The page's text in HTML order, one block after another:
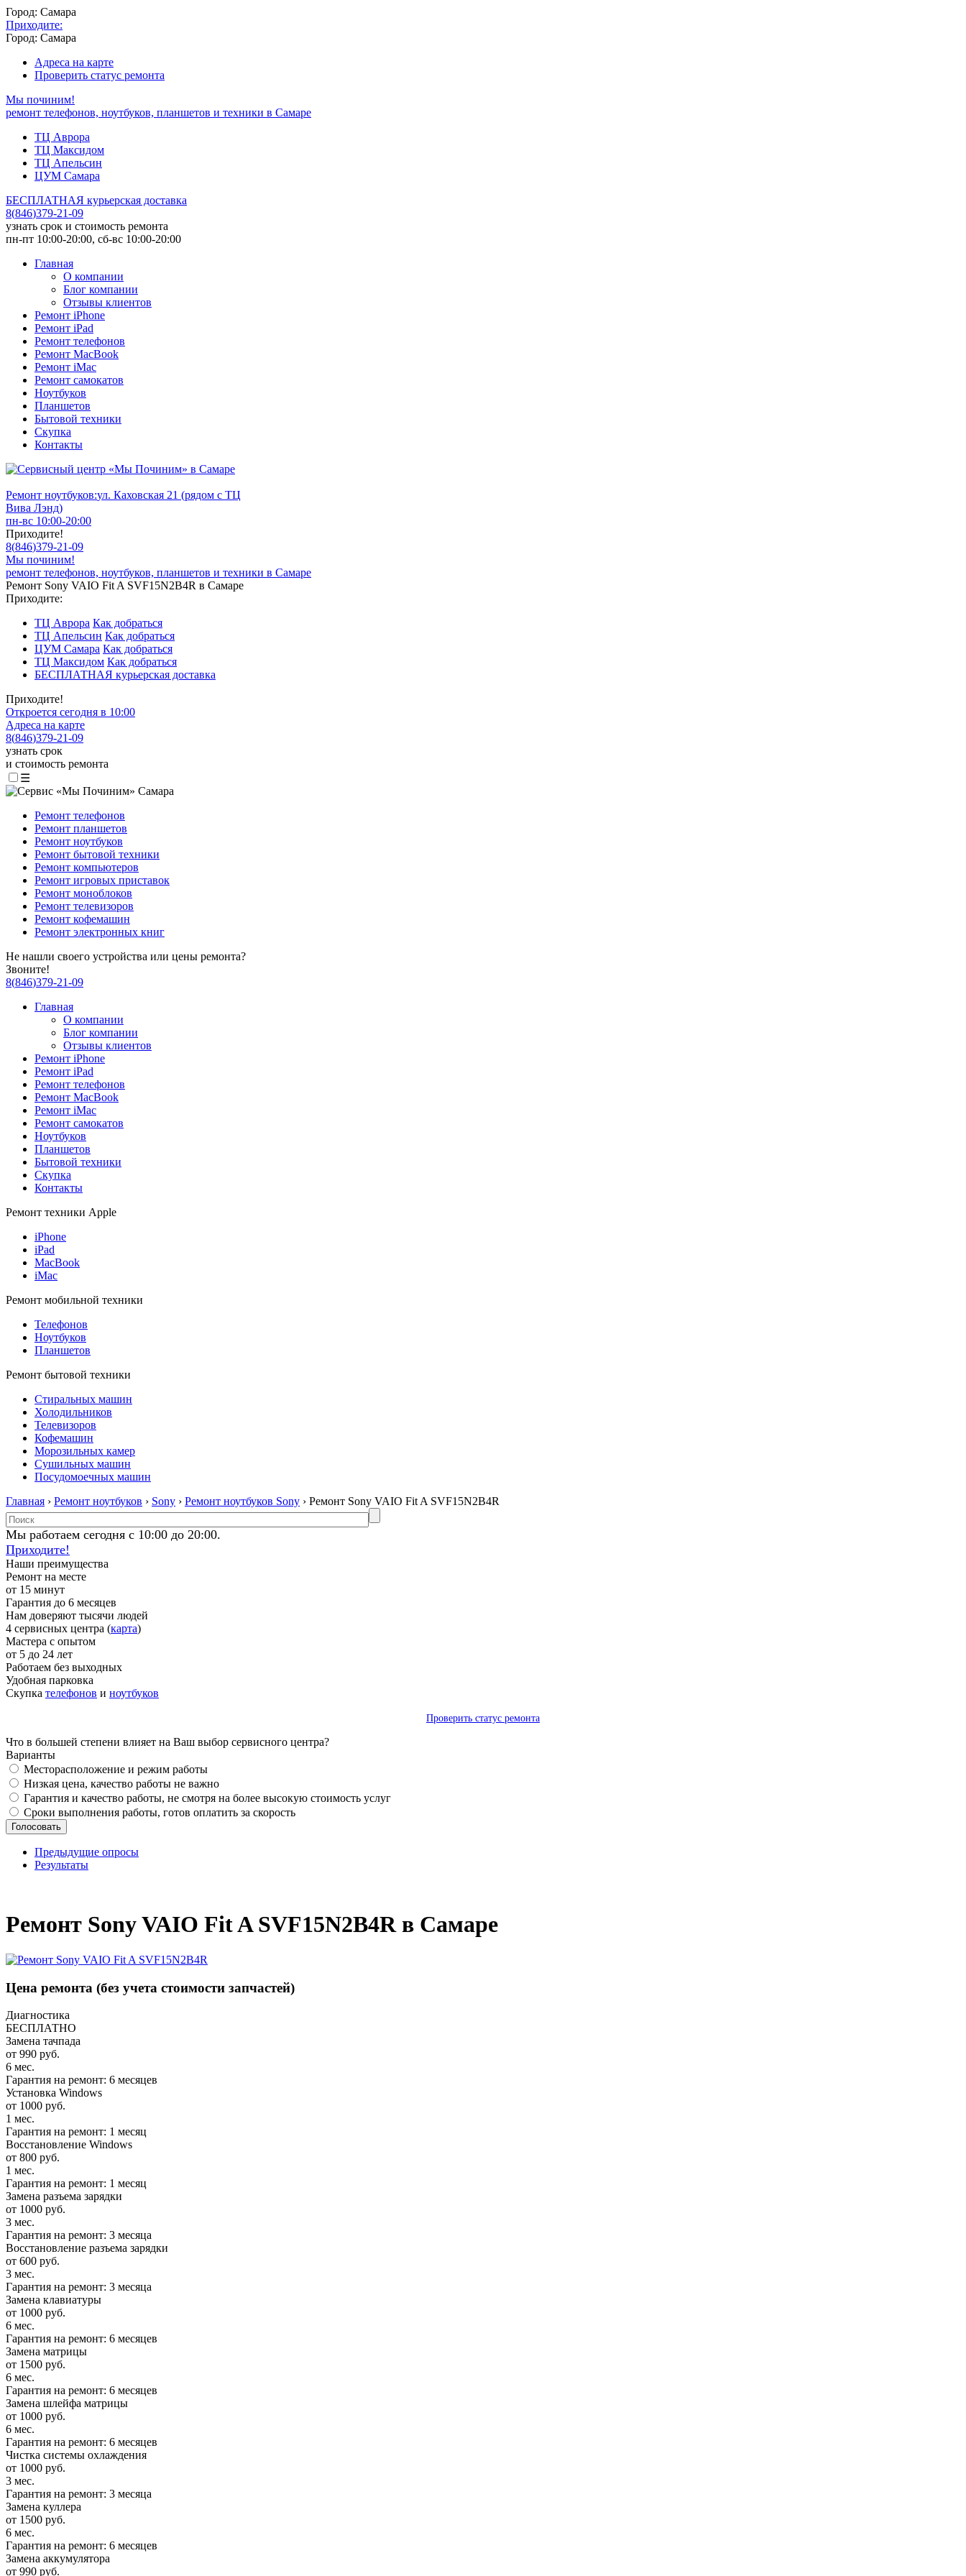
Город: Самара
Приходите:
Город: Самара
Адреса на карте
Проверить статус ремонта
Мы починим!
ремонт телефонов, ноутбуков, планшетов и техники в Самаре
ТЦ Аврора
ТЦ Максидом
ТЦ Апельсин
ЦУМ Самара
БЕСПЛАТНАЯ курьерская доставка
8(846)379-21-09
узнать срок и стоимость ремонта
пн-пт 10:00-20:00, сб-вс 10:00-20:00
Главная
О компании
Блог компании
Отзывы клиентов
Ремонт iPhone
Ремонт iPad
Ремонт телефонов
Ремонт MacBook
Ремонт iMac
Ремонт самокатов
Ноутбуков
Планшетов
Бытовой техники
Скупка
Контакты
Ремонт ноутбуков:ул. Каховская 21 (рядом с ТЦ
Вива Лэнд)
пн-вс 10:00-20:00
Приходите!
8(846)379-21-09
Мы починим!
ремонт телефонов, ноутбуков, планшетов и техники в Самаре
Ремонт Sony VAIO Fit A SVF15N2B4R в Самаре
Приходите:
ТЦ Аврора Как добраться
ТЦ Апельсин Как добраться
ЦУМ Самара Как добраться
ТЦ Максидом Как добраться
БЕСПЛАТНАЯ курьерская доставка
Приходите!
Откроется сегодня в 10:00
Адреса на карте
8(846)379-21-09
узнать срок
и стоимость ремонта
☰
Ремонт телефонов
Ремонт планшетов
Ремонт ноутбуков
Ремонт бытовой техники
Ремонт компьютеров
Ремонт игровых приставок
Ремонт моноблоков
Ремонт телевизоров
Ремонт кофемашин
Ремонт электронных книг
Не нашли своего устройства или цены ремонта?
Звоните!
8(846)379-21-09
Главная
О компании
Блог компании
Отзывы клиентов
Ремонт iPhone
Ремонт iPad
Ремонт телефонов
Ремонт MacBook
Ремонт iMac
Ремонт самокатов
Ноутбуков
Планшетов
Бытовой техники
Скупка
Контакты
Ремонт техники Apple
iPhone
iPad
MacBook
iMac
Ремонт мобильной техники
Телефонов
Ноутбуков
Планшетов
Ремонт бытовой техники
Стиральных машин
Холодильников
Телевизоров
Кофемашин
Морозильных камер
Сушильных машин
Посудомоечных машин
Главная › Ремонт ноутбуков › Sony › Ремонт ноутбуков Sony › Ремонт Sony VAIO Fit A SVF15N2B4R
Мы работаем сегодня с 10:00 до 20:00.
Приходите!
Наши преимущества
Ремонт на месте
от 15 минут
Гарантия до 6 месяцев
Нам доверяют тысячи людей
4 сервисных центра (карта)
Мастера с опытом
от 5 до 24 лет
Работаем без выходных
Удобная парковка
Скупка телефонов и ноутбуков
Проверить статус ремонта
Что в большей степени влияет на Ваш выбор сервисного центра?
Варианты
Месторасположение и режим работы
Низкая цена, качество работы не важно
Гарантия и качество работы, не смотря на более высокую стоимость услуг
Сроки выполнения работы, готов оплатить за скорость
Предыдущие опросы
Результаты
Ремонт Sony VAIO Fit A SVF15N2B4R в Самаре
Цена ремонта (без учета стоимости запчастей)
Диагностика
БЕСПЛАТНО
Замена тачпада
от 990 руб.
6 мес.
Гарантия на ремонт: 6 месяцев
Установка Windows
от 1000 руб.
1 мес.
Гарантия на ремонт: 1 месяц
Восстановление Windows
от 800 руб.
1 мес.
Гарантия на ремонт: 1 месяц
Замена разъема зарядки
от 1000 руб.
3 мес.
Гарантия на ремонт: 3 месяца
Восстановление разъема зарядки
от 600 руб.
3 мес.
Гарантия на ремонт: 3 месяца
Замена клавиатуры
от 1000 руб.
6 мес.
Гарантия на ремонт: 6 месяцев
Замена матрицы
от 1500 руб.
6 мес.
Гарантия на ремонт: 6 месяцев
Замена шлейфа матрицы
от 1000 руб.
6 мес.
Гарантия на ремонт: 6 месяцев
Чистка системы охлаждения
от 1000 руб.
3 мес.
Гарантия на ремонт: 3 месяца
Замена куллера
от 1500 руб.
6 мес.
Гарантия на ремонт: 6 месяцев
Замена аккумулятора
от 990 руб.